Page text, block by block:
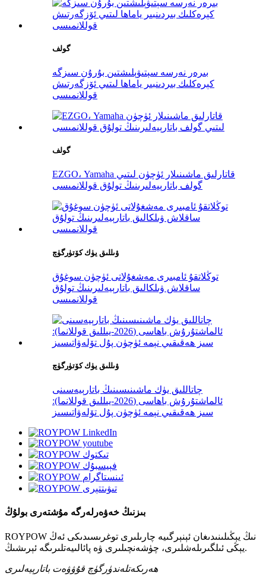
گولف
بىرەر نەرسە سېتىۋېلىشتىن بۇرۇن سىزگە
كېرەكلىك بىردىنبىر ياماھا لىتىي ئۆزگەرتىش
قوللانمىسى
گولف
EZGO، Yamaha قاتارلىق ماشىنىلار ئۈچۈن لىتىي
گولف باتارېيەلىرىنىڭ تولۇق قوللانمىسى
ۋىللىق يۈك كۆتۈرگۈچ
توڭلاتقۇ ئامبىرى مەشغۇلاتى ئۈچۈن سوغۇق
ساقلاش ۋىلكالىق باتارېيەلىرىنىڭ تولۇق
قوللانمىسى
ۋىللىق يۈك كۆتۈرگۈچ
چاتاللىق يۈك ماشىنىسىنىڭ باتارېيەسىنى
ئالماشتۇرۇش باھاسى (2026-يىللىق قوللانما):
سىز ھەقىقىي نېمە ئۈچۈن پۇل تۆلەۋاتىسىز
بىزنىڭ خەۋەرلەرگە مۇشتەرى بولۇڭ
ROYPOW نىڭ يېڭىلىنىدىغان ئېنېرگىيە چارىلىرى توغرىسىدىكى ئەڭ
يېڭى ئىلگىرىلەشلىرى، چۈشەنچىلىرى ۋە پائالىيەتلىرىگە ئېرىشىڭ.
ھەرىكەتلەندۈرگۈچ قۇۋۋەت باتارېيەلىرى